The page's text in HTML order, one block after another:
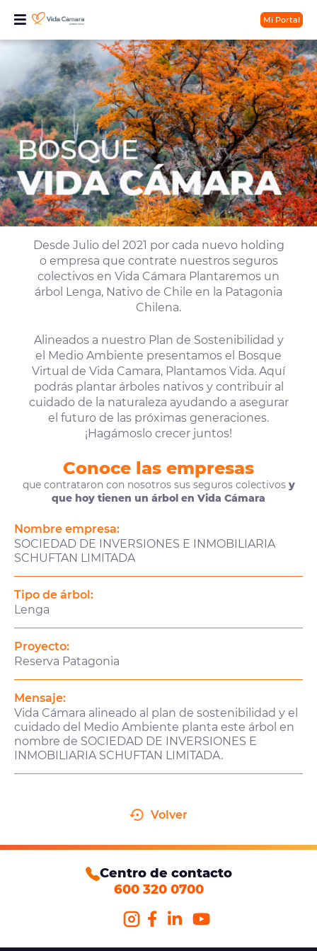
Mi Portal
Desde Julio del 2021 por cada nuevo holding
o empresa que contrate nuestros seguros
colectivos en Vida Cámara Plantaremos un
árbol Lenga, Nativo de Chile en la Patagonia
Chilena.
Alineados a nuestro Plan de Sostenibilidad y
el Medio Ambiente presentamos el Bosque
Virtual de Vida Camara, Plantamos Vida. Aquí
podrás plantar árboles nativos y contribuir al
cuidado de la naturaleza ayudando a asegurar
el futuro de las próximas generaciones.
¡Hagámoslo crecer juntos!
Conoce las empresas
que contrataron con nosotros sus seguros colectivos y
que hoy tienen un árbol en Vida Cámara
Nombre empresa:
SOCIEDAD DE INVERSIONES E INMOBILIARIA
SCHUFTAN LIMITADA
Tipo de árbol:
Lenga
Proyecto:
Reserva Patagonia
Mensaje:
Vida Cámara alineado al plan de sostenibilidad y el
cuidado del Medio Ambiente planta este árbol en
nombre de SOCIEDAD DE INVERSIONES E
INMOBILIARIA SCHUFTAN LIMITADA.
Volver
Centro de contacto
600 320 0700